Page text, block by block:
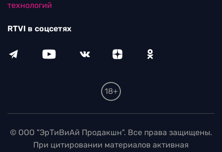
технологий
RTVI в соцсетях
18+
© ООО "ЭрТиВиАй Продакшн". Все права защищены.
При цитировании материалов активная